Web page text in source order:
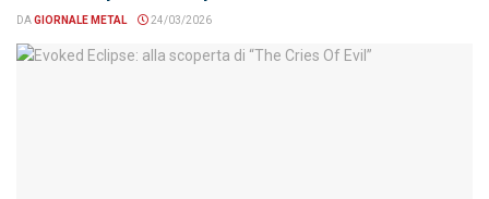
DAGIORNALE METAL 24/03/2026